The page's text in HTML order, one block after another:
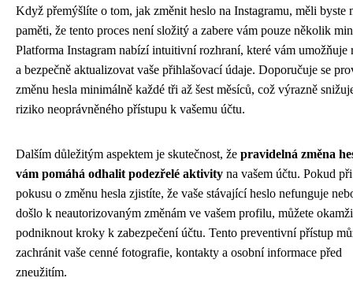
Když přemýšlíte o tom, jak změnit heslo na Instagramu, měli byste
paměti, že tento proces není složitý a zabere vám pouze několik
Platforma Instagram nabízí intuitivní rozhraní, které vám umožňuje
a bezpečně aktualizovat vaše přihlašovací údaje. Doporučuje se
změnu hesla minimálně každé tři až šest měsíců, což výrazně
riziko neoprávněného přístupu k vašemu účtu.
Dalším důležitým aspektem je skutečnost, že pravidelná změna
vám pomáhá odhalit podezřelé aktivity na vašem účtu. Pokud při
pokusu o změnu hesla zjistíte, že vaše stávající heslo nefunguje
došlo k neautorizovaným změnám ve vašem profilu, můžete
podniknout kroky k zabezpečení účtu. Tento preventivní přístup
zachránit vaše cenné fotografie, kontakty a osobní informace před
zneužitím.